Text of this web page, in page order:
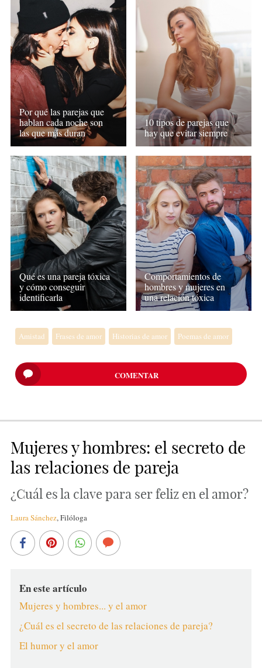
Por qué las parejas que
hablan cada noche son
las que más duran
10 tipos de parejas que
hay que evitar siempre
Qué es una pareja tóxica
y cómo conseguir
identificarla
Comportamientos de
hombres y mujeres en
una relación tóxica
Amistad Frases de amor Historias de amor Poemas de amor
COMENTAR
Mujeres y hombres: el secreto de
las relaciones de pareja
¿Cuál es la clave para ser feliz en el amor?
Laura Sánchez,Filóloga
En este artículo
Mujeres y hombres... y el amor
¿Cuál es el secreto de las relaciones de pareja?
El humor y el amor